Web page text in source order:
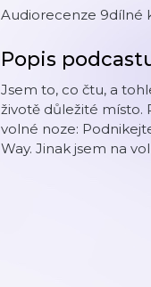
Audiorecenze 9dílné
Popis
Jsem to, co čtu, a
životě důležité místo.
volné noze:
Way. Jinak jsem na